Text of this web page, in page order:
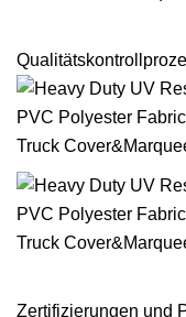
Zertifizierungen und